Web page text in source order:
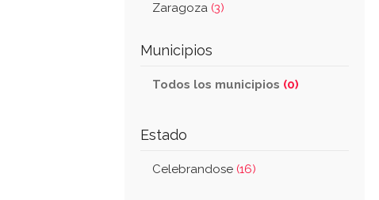
Zaragoza (3)
Municipios
Todos los municipios (0)
Estado
Celebrandose (16)